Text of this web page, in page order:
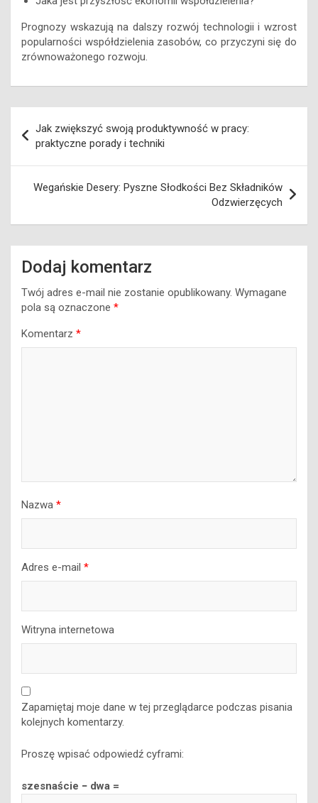
Prognozy wskazują na dalszy rozwój technologii i wzrost
popularności współdzielenia zasobów, co przyczyni się do
zrównoważonego rozwoju.
wpisu
Jak zwiększyć swoją produktywność w pracy:
praktyczne porady i techniki
Wegańskie Desery: Pyszne Słodkości Bez Składników
Odzwierzęcych
Dodaj komentarz
Twój adres e-mail nie zostanie opublikowany. Wymagane
pola są oznaczone *
Komentarz *
Nazwa *
Adres e-mail *
Witryna internetowa
Zapamiętaj moje dane w tej przeglądarce podczas pisania
kolejnych komentarzy.
Proszę wpisać odpowiedź cyframi:
szesnaście − dwa =